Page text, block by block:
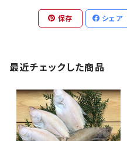
保存 シェア
最近チェックした商品